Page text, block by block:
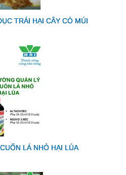
TRÁI HẠI CÂY CÓ MÚI
LÁ NHỎ HẠI LÚA